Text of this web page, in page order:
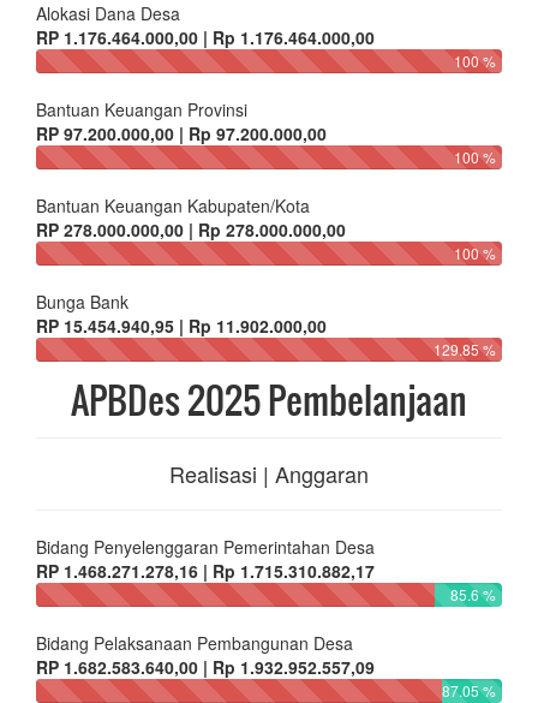
Alokasi Dana Desa
RP 1.176.464.000,00 | Rp 1.176.464.000,00
100 %
Bantuan Keuangan Provinsi
RP 97.200.000,00 | Rp 97.200.000,00
100 %
Bantuan Keuangan Kabupaten/Kota
RP 278.000.000,00 | Rp 278.000.000,00
100 %
Bunga Bank
RP 15.454.940,95 | Rp 11.902.000,00
129.85 %
APBDes 2025 Pembelanjaan
Realisasi | Anggaran
Bidang Penyelenggaran Pemerintahan Desa
RP 1.468.271.278,16 | Rp 1.715.310.882,17
85.6 %
Bidang Pelaksanaan Pembangunan Desa
RP 1.682.583.640,00 | Rp 1.932.952.557,09
87.05 %